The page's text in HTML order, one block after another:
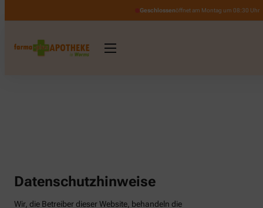
Geschlossenöffnet am Montag um 08:30 Uhr
Datenschutzhinweise
Wir, die Betreiber dieser Website, behandeln die